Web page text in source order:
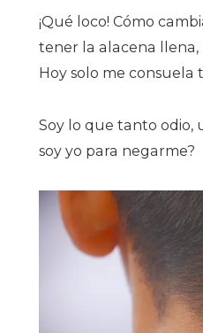
¡Qué loco! Cómo
tener la alacena llena,
Hoy solo me
Soy lo que tanto odio,
soy yo para negarme?